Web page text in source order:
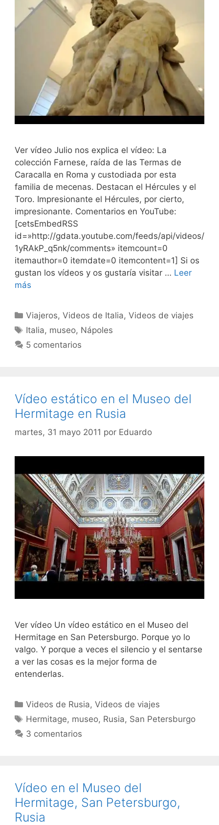
Ver vídeo Julio nos explica el vídeo: La
colección Farnese, raída de las Termas de
Caracalla en Roma y custodiada por esta
familia de mecenas. Destacan el Hércules y el
Toro. Impresionante el Hércules, por cierto,
impresionante. Comentarios en YouTube:
[cetsEmbedRSS
id=»http://gdata.youtube.com/feeds/api/videos/
1yRAkP_q5nk/comments» itemcount=0
itemauthor=0 itemdate=0 itemcontent=1] Si os
gustan los vídeos y os gustaría visitar … Leer
más
Categorías
Viajeros,Videos de Italia,Videos de viajes
Etiquetas
Italia, museo, Nápoles
5 comentarios
Vídeo estático en el Museo del
Hermitage en Rusia
martes, 31 mayo 2011 por Eduardo
Ver vídeo Un vídeo estático en el Museo del
Hermitage en San Petersburgo. Porque yo lo
valgo. Y porque a veces el silencio y el sentarse
a ver las cosas es la mejor forma de
entenderlas.
Categorías
Videos de Rusia,Videos de viajes
Etiquetas
Hermitage, museo, Rusia, San Petersburgo
3 comentarios
Vídeo en el Museo del
Hermitage, San Petersburgo,
Rusia